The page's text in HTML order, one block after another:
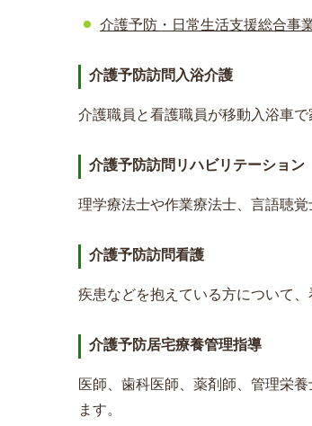
介護予防・日常生活支援総合事
介護予防訪問入浴介護
介護職員と看護職員が移動入浴車
介護予防訪問リハビリテーション
理学療法士や作業療法士、言語聴
介護予防訪問看護
疾患などを抱えている方について
介護予防居宅療養管理指導
医師、歯科医師、薬剤師、管理栄
ます。